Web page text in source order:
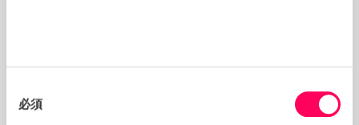
必須
な取引戦略の有効性を監視し、伝達するために必要なレポ
以前は手動でデータをコンパイルしていました。現在、
Sedexのレポートプラットフォーム「Data Monitor」に